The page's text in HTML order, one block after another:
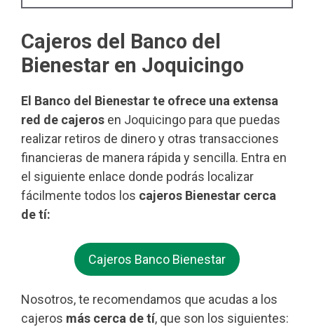
Cajeros del Banco del
Bienestar en Joquicingo
El Banco del Bienestar te ofrece una extensa
red de cajeros en Joquicingo para que puedas
realizar retiros de dinero y otras transacciones
financieras de manera rápida y sencilla. Entra en
el siguiente enlace donde podrás localizar
fácilmente todos los cajeros Bienestar cerca
de tí:
Cajeros Banco Bienestar
Nosotros, te recomendamos que acudas a los
cajeros más cerca de tí, que son los siguientes: